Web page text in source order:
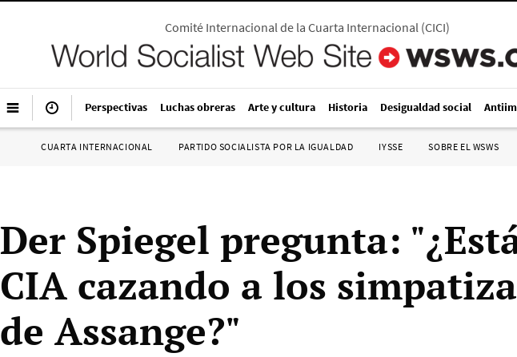
Comité Internacional de la Cuarta Internacional (CICI)
Perspectivas Luchas obreras Arte y cultura Historia Desigualdad social
CUARTA INTERNACIONAL PARTIDO SOCIALISTA POR LA IGUALDAD IYSSE SOBRE EL WSWS
Der Spiegel pregunta:
CIA cazando a los
de Assange?"